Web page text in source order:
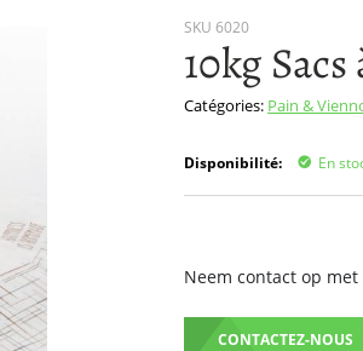
SKU6020
10kg
Catégories: Pain &
Disponibilité: En
Neem contact op
CONTACTEZ-NOUS